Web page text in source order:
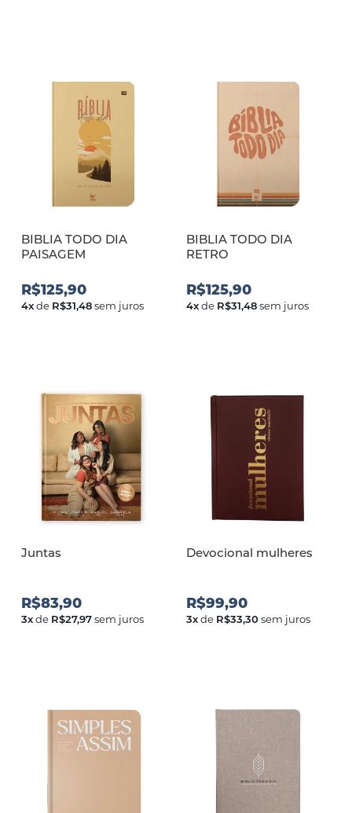
BIBLIA TODO DIA
PAISAGEM
R$125,90
4xde R$31,48sem juros
BIBLIA TODO DIA
RETRO
R$125,90
4xde R$31,48sem juros
Juntas
R$83,90
3xde R$27,97sem juros
Devocional mulheres
R$99,90
3xde R$33,30sem juros